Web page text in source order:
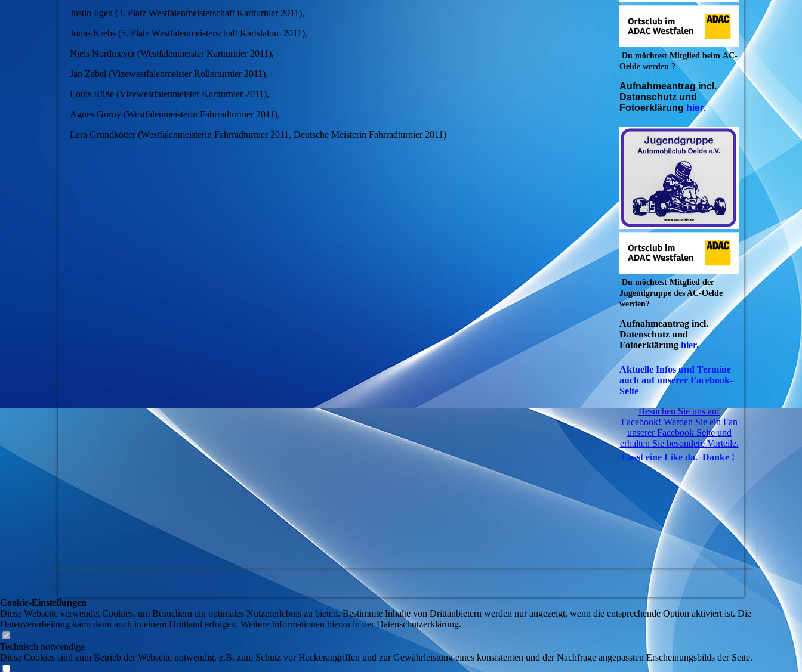
Justin Ilgen (3. Platz Westfalenmeisterschaft Kartturnier 2011),
Jonas Krebs (5. Platz Westfalenmeisterschaft Kartslalom 2011),
Niels Nordmeyer (Westfalenmeister Kartturnier 2011),
Jan Zabel (Vizewestfalenmeister Rollerturnier 2011),
Louis Rüße (Vizewestfalenmeister Kartturnier 2011),
Agnes Gorny (Westfalenmeisterin Fahrradturnier 2011),
Lara Grundkötter (Westfalenmeisterin Fahrradturnier 2011, Deutsche Meisterin Fahrradturnier 2011)
Du möchtest Mitglied beim AC-
Oelde werden ?
Aufnahmeantrag incl.
Datenschutz und
Fotoerklärung hier.
Du möchtest Mitglied der
Jugendgruppe des AC-Oelde
werden?
Aufnahmeantrag incl.
Datenschutz und
Fotoerklärung hier.
Aktuelle Infos und Termine
auch auf unserer Facebook-
Seite
Besuchen Sie uns auf
Facebook! Werden Sie ein Fan
unserer Facebook Seite und
erhalten Sie besondere Vorteile.
Lasst eine Like da. Danke !
Cookie-Einstellungen
Diese Webseite verwendet Cookies, um Besuchern ein optimales Nutzererlebnis zu bieten. Bestimmte Inhalte von Drittanbietern werden nur angezeigt, wenn die entsprechende Option aktiviert ist. Die
Datenverarbeitung kann dann auch in einem Drittland erfolgen. Weitere Informationen hierzu in der Datenschutzerklärung.
Technisch notwendige
Diese Cookies sind zum Betrieb der Webseite notwendig, z.B. zum Schutz vor Hackerangriffen und zur Gewährleistung eines konsistenten und der Nachfrage angepassten Erscheinungsbilds der Seite.